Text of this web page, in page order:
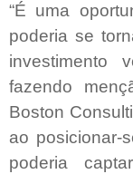
“É uma
poderia se
investimento
fazendo
Boston
ao posicionar-
poderia